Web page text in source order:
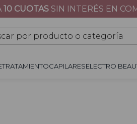
10 CUOTASSIN INTERÉS EN
producto o categoría
TRATAMIENTOCAPILARESELECTRO